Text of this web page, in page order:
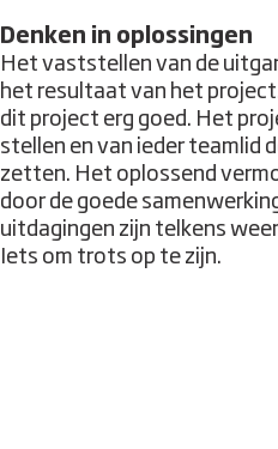
Denken in oplossingen
Het vaststellen van de
het resultaat van het
dit project erg goed. Het
stellen en van ieder teamlid
zetten. Het oplossend
door de goede
uitdagingen zijn telkens
Iets om trots op te zijn.